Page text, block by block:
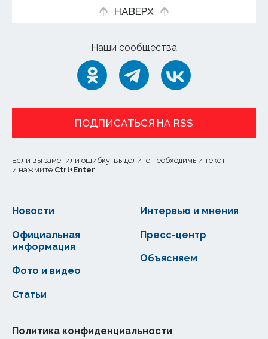
НАВЕРХ
Наши сообщества
ПОДПИСАТЬСЯ НА RSS
Если вы заметили ошибку, выделите необходимый текст
и нажмите Ctrl+Enter
Новости
Статьи
Официальная
информация
Интервью и мнения
Фото и видео
Пресс-центр
Объясняем
Политика конфиденциальности